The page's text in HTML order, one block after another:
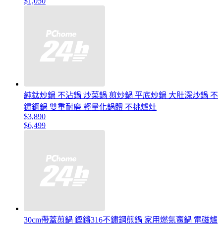
純鈦炒鍋 不沾鍋 炒菜鍋 煎炒鍋 平底炒鍋 大肚深炒鍋 不
鏽鋼鍋 雙重耐磨 輕量化鍋體 不挑爐灶
$3,890
$6,499
30cm帶蓋煎鍋 鏗鏘316不鏽鋼煎鍋 家用燃氣竈鍋 電磁爐